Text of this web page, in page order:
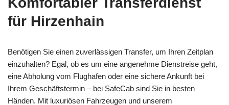
für Hirzenhain
Benötigen Sie einen zuverlässigen Transfer, um Ihren Zeitplan
einzuhalten? Egal, ob es um eine angenehme Dienstreise geht,
eine Abholung vom Flughafen oder eine sichere Ankunft bei
Ihrem Geschäftstermin – bei SafeCab sind Sie in besten
Händen. Mit luxuriösen Fahrzeugen und unserem